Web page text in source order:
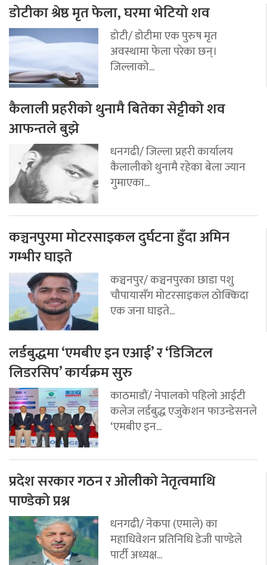
डोटीका श्रेष्ठ मृत फेला, घरमा भेटियो शव
डोटी/ डोटीमा एक पुरुष मृत
अवस्थामा फेला परेका छन्।
जिल्लाको...
कैलाली प्रहरीको थुनामै बितेका सेट्टीको शव
आफन्तले बुझे
धनगढी/ जिल्ला प्रहरी कार्यालय
कैलालीको थुनामै रहेका बेला ज्यान
गुमाएका...
कञ्चनपुरमा मोटरसाइकल दुर्घटना हुँदा अमिन
गम्भीर घाइते
कञ्चनपुर/ कञ्चनपुरका छाडा पशु
चौपायासँग मोटरसाइकल ठोक्किदा
एक जना घाइते...
लर्डबुद्धमा ‘एमबीए इन एआई’ र ‘डिजिटल
लिडरसिप’ कार्यक्रम सुरु
काठमाडौं/ नेपालको पहिलो आईटी
कलेज लर्डबुद्ध एजुकेशन फाउन्डेसनले
‘एमबीए इन...
प्रदेश सरकार गठन र ओलीको नेतृत्वमाथि
पाण्डेको प्रश्न
धनगढी/ नेकपा (एमाले) का
महाधिवेशन प्रतिनिधि डेजी पाण्डेले
पार्टी अध्यक्ष...